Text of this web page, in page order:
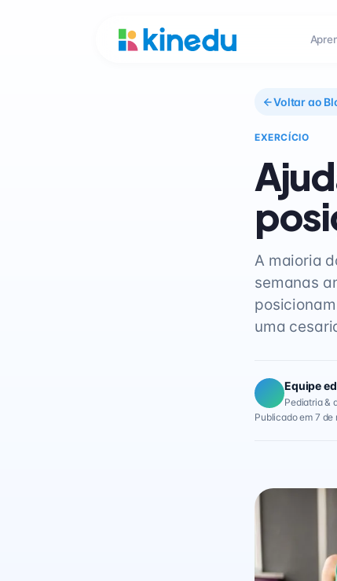
Voltar ao
EXERCÍCIO
A maioria
semanas
uma
Equipe
Pediatria &
Publicado em 7 de